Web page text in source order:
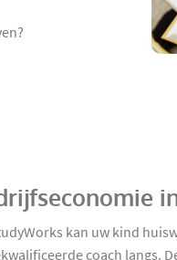
kan uw kind
coach langs.